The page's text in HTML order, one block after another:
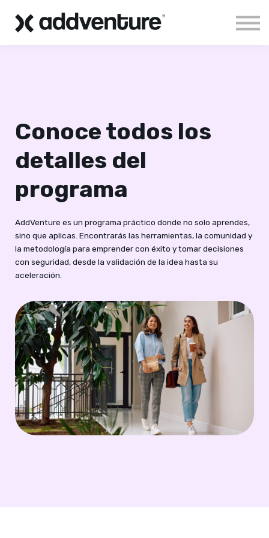
Aloha!
Sign in
Conoce todos los
detalles del
programa
AddVenture es un programa práctico donde no solo aprendes,
sino que aplicas. Encontrarás las herramientas, la comunidad y
la metodología para emprender con éxito y tomar decisiones
con seguridad, desde la validación de la idea hasta su
aceleración.